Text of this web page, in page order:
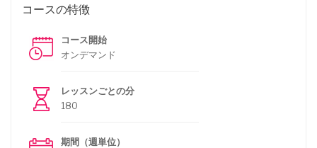
コースの特徴
コース開始
オンデマンド
レッスンごとの分
180
期間（週単位）